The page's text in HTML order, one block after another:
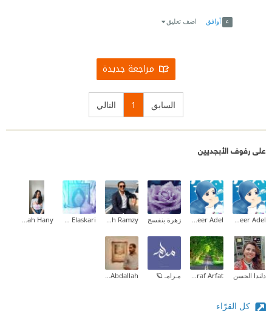
أوافق اضف تعليق
مراجعة جديدة
السابق 1 التالي
على رفوف الأبجديين
Abeer Adel
Abeer Adel زهرة بنفسج Mina Mamdouh Ramzy
Ahmed Elaskari
Sarah Hany
دلندا الحسن Ashraf Arfat مـرامـ 🪐 Muhammad Abdallah
كل القرّاء